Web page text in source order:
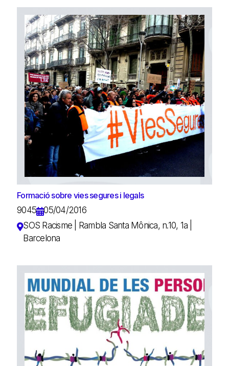
Formació sobre vies segures i legals
9045
05/04/2016
SOS Racisme | Rambla Santa Mônica, n.10, 1a |
Barcelona